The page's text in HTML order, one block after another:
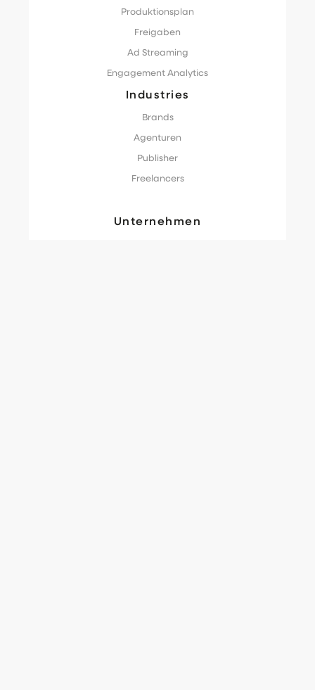
Produktionsplan
Freigaben
Ad Streaming
Engagement Analytics
Industries
Brands
Agenturen
Publisher
Freelancers
Unternehmen